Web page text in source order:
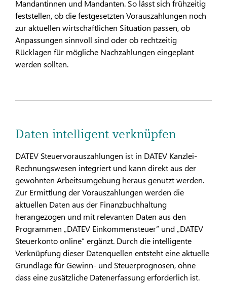
Mandantinnen und Mandanten. So lässt sich frühzeitig
feststellen, ob die festgesetzten Vorauszahlungen noch
zur aktuellen wirtschaftlichen Situation passen, ob
Anpassungen sinnvoll sind oder ob rechtzeitig
Rücklagen für mögliche Nachzahlungen eingeplant
werden sollten.
Daten intelligent verknüpfen
DATEV Steuervorauszahlungen ist in DATEV Kanzlei-
Rechnungswesen integriert und kann direkt aus der
gewohnten Arbeitsumgebung heraus genutzt werden.
Zur Ermittlung der Vorauszahlungen werden die
aktuellen Daten aus der Finanzbuchhaltung
herangezogen und mit relevanten Daten aus den
Programmen „DATEV Einkommensteuer” und „DATEV
Steuerkonto online” ergänzt. Durch die intelligente
Verknüpfung dieser Datenquellen entsteht eine aktuelle
Grundlage für Gewinn- und Steuerprognosen, ohne
dass eine zusätzliche Datenerfassung erforderlich ist.